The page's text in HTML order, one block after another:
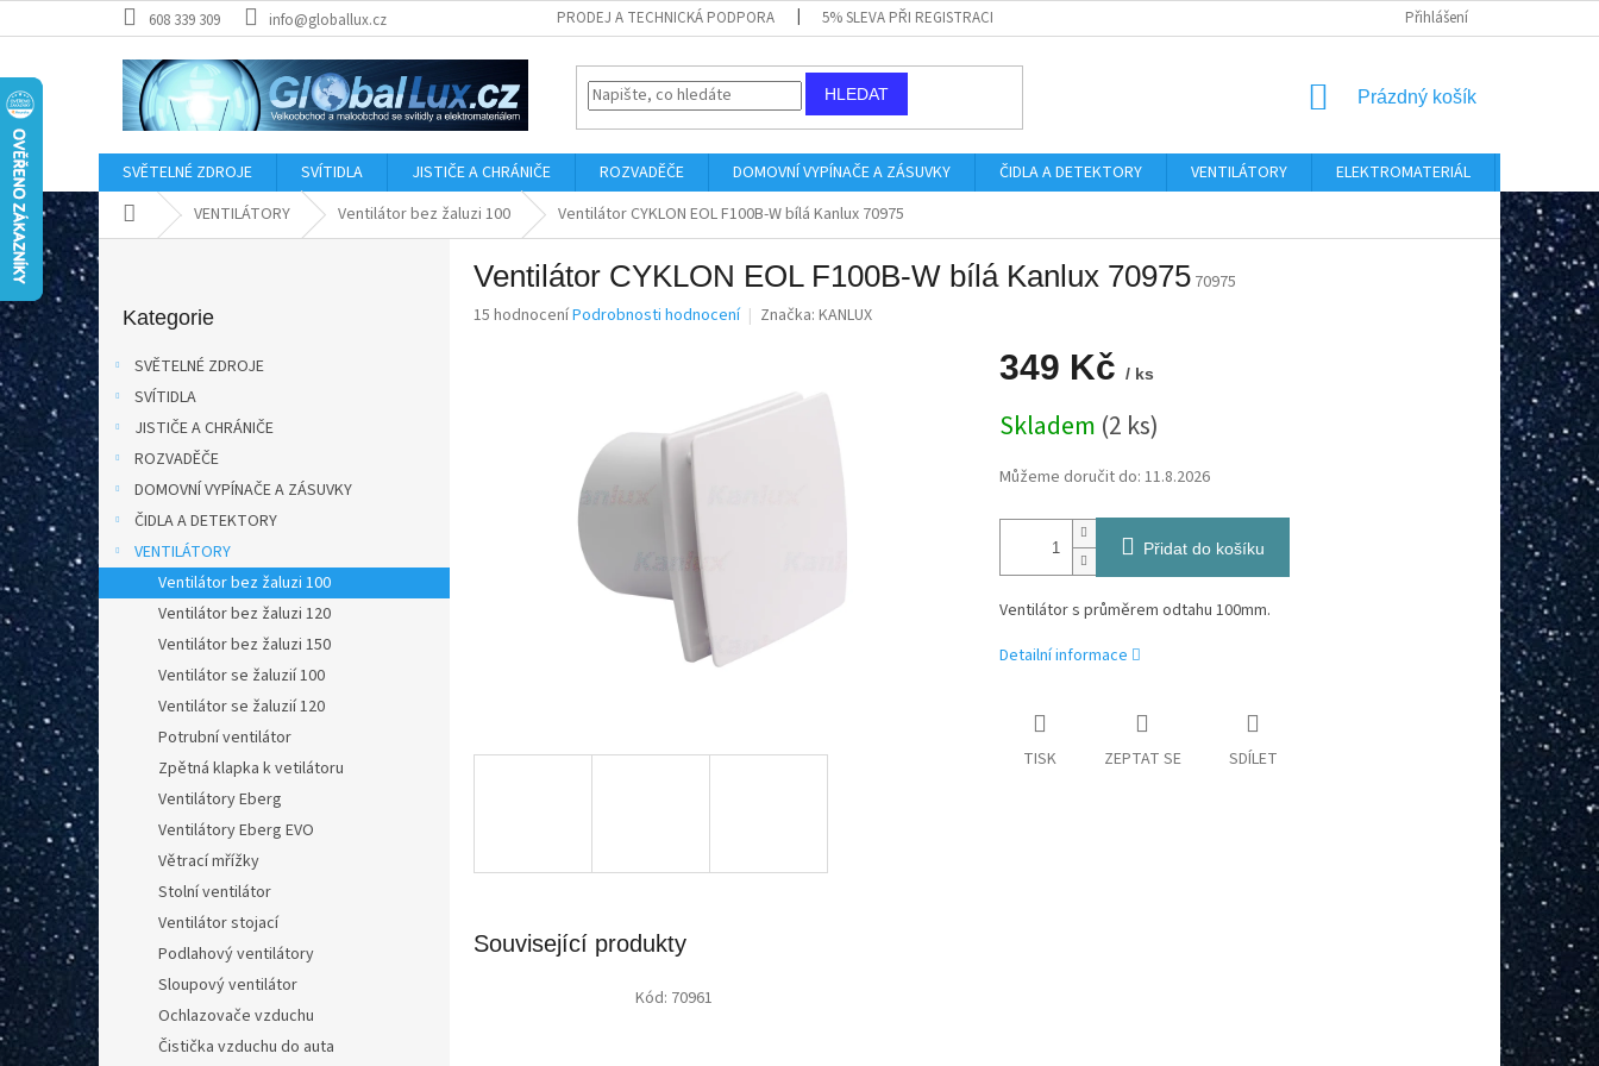
na
608 339 309 info@globallux.cz PRODEJ A TECHNICKÁ PODPORA 5% SLEVA PŘI REGISTRACI Přihlášení
HLEDAT
NÁKUPNÍ
Prázdný košík
SVĚTELNÉ ZDROJE SVÍTIDLA JISTIČE A CHRÁNIČE ROZVADĚČE DOMOVNÍ VYPÍNAČE A ZÁSUVKY ČIDLA A DETEKTORY VENTILÁTORY ELEKTROMATERIÁL
Domů VENTILÁTORY Ventilátor bez žaluzi 100 Ventilátor CYKLON EOL F100B-W bílá Kanlux 70975
P
s
r
a
n
í
a
n
e
l
kategorie
Kategorie
SVĚTELNÉ ZDROJE
SVÍTIDLA
JISTIČE A CHRÁNIČE
ROZVADĚČE
DOMOVNÍ VYPÍNAČE A ZÁSUVKY
ČIDLA A DETEKTORY
VENTILÁTORY
Ventilátor bez žaluzi 100
Ventilátor bez žaluzi 120
Ventilátor bez žaluzi 150
Ventilátor se žaluzií 100
Ventilátor se žaluzií 120
Potrubní ventilátor
Zpětná klapka k vetilátoru
Ventilátory Eberg
Ventilátory Eberg EVO
Větrací mřížky
Stolní ventilátor
Ventilátor stojací
Podlahový ventilátory
Sloupový ventilátor
Ochlazovače vzduchu
Čistička vzduchu do auta
Ventilátor CYKLON EOL F100B-W bílá Kanlux 70975 70975
Průměrné
15 hodnoceníPodrobnosti hodnocení Značka: KANLUX
349 Kč / ks
cena:
Skladem (2 ks)
Můžeme doručit do: 11.8.2026
Přidat do košíku
Ventilátor s průměrem odtahu 100mm.
Detailní informace
TISK ZEPTAT SE SDÍLET
Související produkty
Kód: 70961